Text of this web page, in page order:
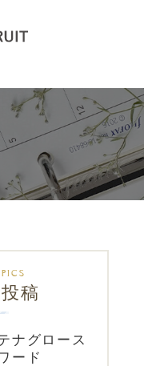
稿
ナグロース
ード